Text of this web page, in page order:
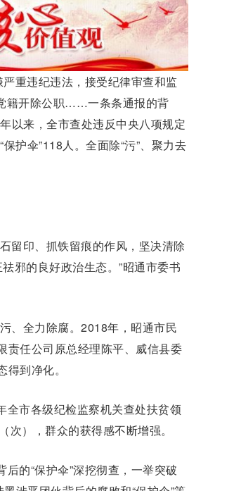
违纪违法，接受纪律审查和监
籍开除公职……一条条通报的背
以来，全市查处违反中央八项规定
护伞”118人。全面除“污”、聚力去
留印、抓铁留痕的作风，坚决清除
邪的良好政治生态。”昭通市委书
、全力除腐。2018年，昭通市民
责任公司原总经理陈平、威信县委
到净化。
全市各级纪检监察机关查处扶贫领
），群众的获得感不断增强。
的“保护伞”深挖彻查，一举突破